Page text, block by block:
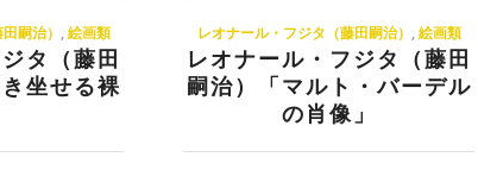
嗣治） ,絵画類
タ（藤田
坐せる裸
レオナール・フジタ（藤田嗣治） ,絵画類
レオナール・フジタ（藤田
嗣治）「マルト・バーデル
の肖像」